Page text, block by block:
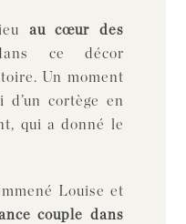
au cœur des
ce décor
Un moment
cortège en
qui a donné le
Louise et
couple dans